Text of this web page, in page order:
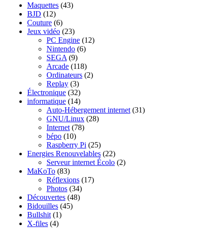
Maquettes (43)
BJD (12)
Couture (6)
Jeux vidéo (23)
PC Engine (12)
Nintendo (6)
SEGA (9)
Arcade (118)
Ordinateurs (2)
Replay (3)
Électronique (32)
informatique (14)
Auto-Hébergement internet (31)
GNU/Linux (28)
Internet (78)
bépo (10)
Raspberry Pi (25)
Energies Renouvelables (22)
Serveur internet Écolo (2)
MaKoTo (83)
Réflexions (17)
Photos (34)
Découvertes (48)
Bidouilles (45)
Bullshit (1)
X-files (4)